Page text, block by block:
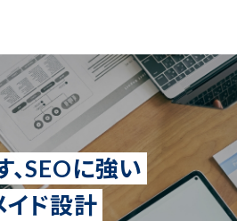
SEOに強い
イド設計